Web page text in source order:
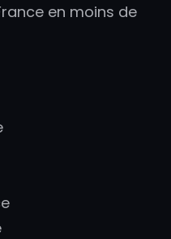
en moins de